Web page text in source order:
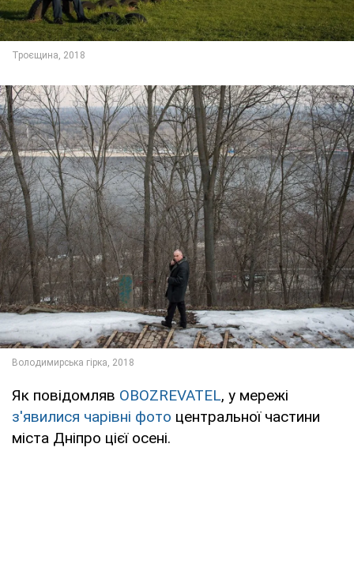
Як повідомляв OBOZREVATEL, у мережі
з'явилися чарівні фото центральної частини
міста Дніпро цієї осені.